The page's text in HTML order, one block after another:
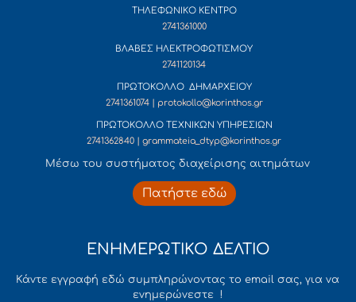
ΤΗΛΕΦΩΝΙΚΟ ΚΕΝΤΡΟ
2741361000
ΒΛΑΒΕΣ ΗΛΕΚΤΡΟΦΩΤΙΣΜΟΥ
2741120134
ΠΡΩΤΟΚΟΛΛΟ ΔΗΜΑΡΧΕΙΟΥ
2741361074 | protokollo@korinthos.gr
ΠΡΩΤΟΚΟΛΛΟ ΤΕΧΝΙΚΩΝ ΥΠΗΡΕΣΙΩΝ
2741362840 | grammateia_dtyp@korinthos.gr
Mέσω του συστήματος διαχείρισης αιτημάτων
Πατήστε εδώ
ΕΝΗΜΕΡΩΤΙΚΟ ΔΕΛΤΙΟ
Κάντε εγγραφή εδώ συμπληρώνοντας το email σας, για να
ενημερώνεστε !